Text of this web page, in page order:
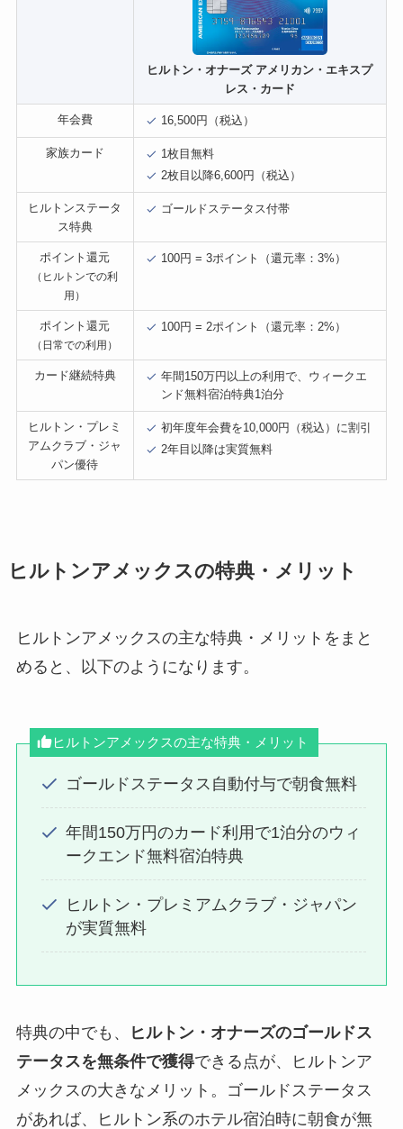
ヒルトン・オナーズ アメリカン・エキスプ
レス・カード
年会費 16,500円（税込）
家族カード
1枚目無料
2枚目以降6,600円（税込）
ヒルトンステータ
ス特典
ゴールドステータス付帯
ポイント還元
（ヒルトンでの利
用）
100円 = 3ポイント（還元率：3%）
ポイント還元
（日常での利用）
100円 = 2ポイント（還元率：2%）
カード継続特典
年間150万円以上の利用で、ウィークエ
ンド無料宿泊特典1泊分
ヒルトン・プレミ
アムクラブ・ジャ
パン優待
初年度年会費を10,000円（税込）に割引
2年目以降は実質無料
ヒルトンアメックスの特典・メリット
ヒルトンアメックスの主な特典・メリットをまと
めると、以下のようになります。
ヒルトンアメックスの主な特典・メリット
ゴールドステータス自動付与で朝食無料
年間150万円のカード利用で1泊分のウィ
ークエンド無料宿泊特典
ヒルトン・プレミアムクラブ・ジャパン
が実質無料
特典の中でも、
ヒルトン・オナーズのゴールドス
テータスを無条件で獲得できる点が、ヒルトンア
メックスの大きなメリット。ゴールドステータス
があれば、ヒルトン系のホテル宿泊時に朝食が無